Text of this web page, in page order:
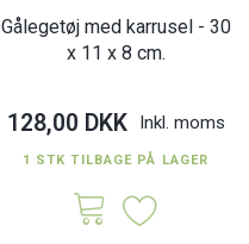
Gålegetøj med karrusel - 30
x 11 x 8 cm.
128,00 DKK Inkl. moms
1 STK TILBAGE PÅ LAGER